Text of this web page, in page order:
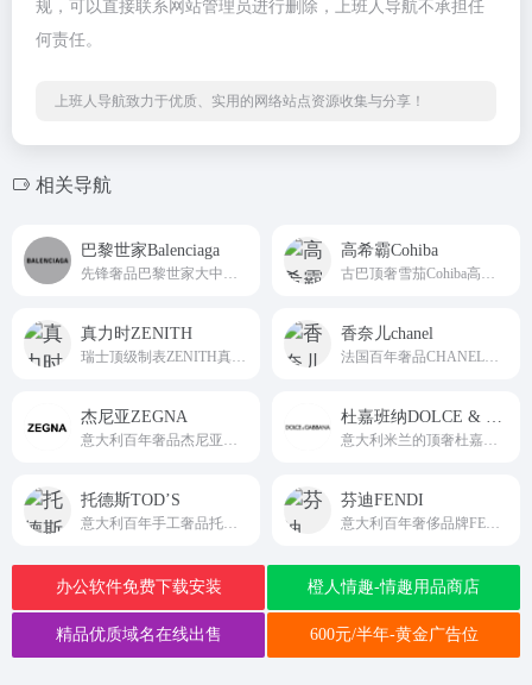
规，可以直接联系网站管理员进行删除，上班人导航不承担任
何责任。
上班人导航致力于优质、实用的网络站点资源收集与分享！
相关导航
巴黎世家Balenciaga 高希霸Cohiba
真力时ZENITH 香奈儿chanel
杰尼亚ZEGNA
托德斯TOD’S 芬迪FENDI
办公软件免费下载安装 橙人情趣-情趣用品商店
精品优质域名在线出售 600元/半年-黄金广告位